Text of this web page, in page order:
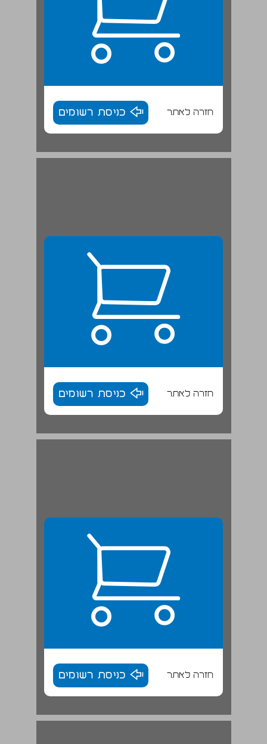
חזרה לאתר כניסת רשומים
2. בתי הדין הרבניים כיום ... 17
חזרה לאתר כניסת רשומים
חזרה לאתר כניסת רשומים